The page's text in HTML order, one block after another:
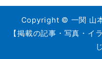
Copyright © 一関 山
【掲載の記事・写真・イ